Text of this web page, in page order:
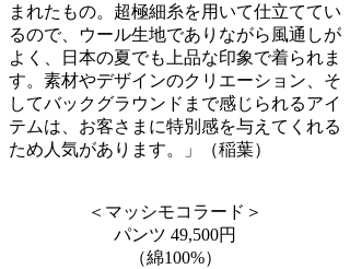
まれたもの。超極細糸を用いて仕立ててい
るので、ウール生地でありながら風通しが
よく、日本の夏でも上品な印象で着られま
す。素材やデザインのクリエーション、そ
してバックグラウンドまで感じられるアイ
テムは、お客さまに特別感を与えてくれる
ため人気があります。」（稲葉）
＜マッシモコラード＞
パンツ 49,500円
（綿100%）